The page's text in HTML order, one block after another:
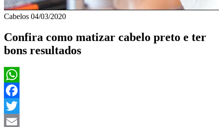
Cabelos 04/03/2020
Confira como matizar cabelo preto e ter
bons resultados
WhatsApp
Facebook
Twitter